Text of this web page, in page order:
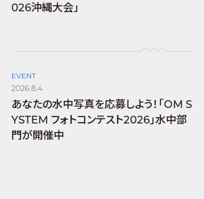
026沖縄大会」
EVENT
2026.8.4
あなたの水中写真を応募しよう！「OM S
YSTEM フォトコンテスト2026」水中部
門が開催中